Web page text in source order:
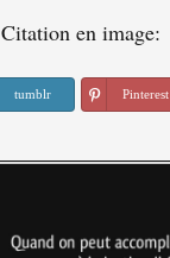
Citation en image:
tumblr Pinterest